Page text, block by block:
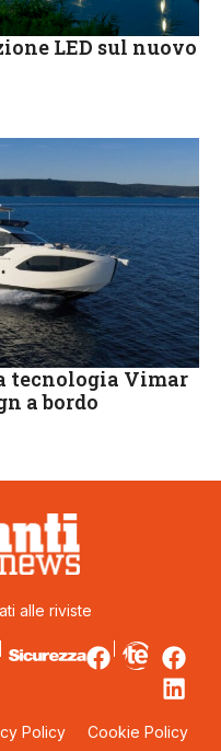
LED sul nuovo
tecnologia Vimar
a bordo
alle riviste
Policy Cookie Policy